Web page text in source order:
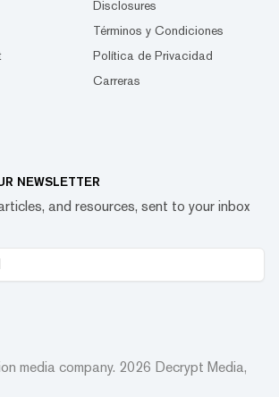
Disclosures
Términos y Condiciones
Política de Privacidad
Carreras
NEWSLETTER
and resources, sent to your inbox
media company. 2026 Decrypt Media,